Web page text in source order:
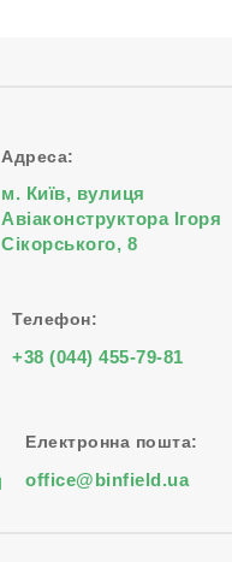
Адреса:
м. Київ, вулиця
Авіаконструктора Iгоря
Сiкорського, 8
Телефон:
+38 (044) 455-79-81
Електронна пошта:
office@binfield.ua